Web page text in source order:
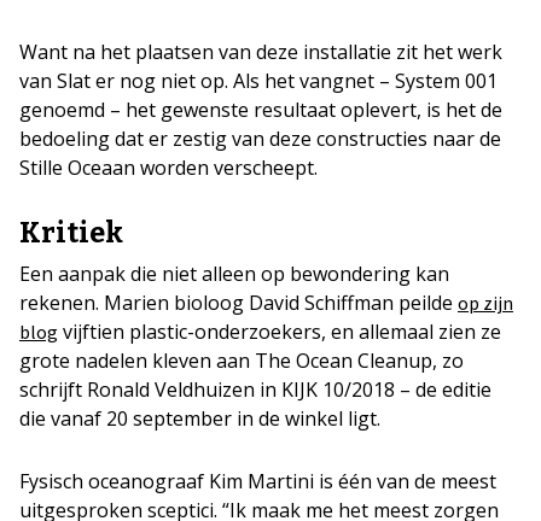
Want na het plaatsen van deze installatie zit het werk
van Slat er nog niet op. Als het vangnet – System 001
genoemd – het gewenste resultaat oplevert, is het de
bedoeling dat er zestig van deze constructies naar de
Stille Oceaan worden verscheept.
Kritiek
Een aanpak die niet alleen op bewondering kan
rekenen. Marien bioloog David Schiffman peilde op zijn
blog vijftien plastic-onderzoekers, en allemaal zien ze
grote nadelen kleven aan The Ocean Cleanup, zo
schrijft Ronald Veldhuizen in KIJK 10/2018 – de editie
die vanaf 20 september in de winkel ligt.
Fysisch oceanograaf Kim Martini is één van de meest
uitgesproken sceptici. “Ik maak me het meest zorgen